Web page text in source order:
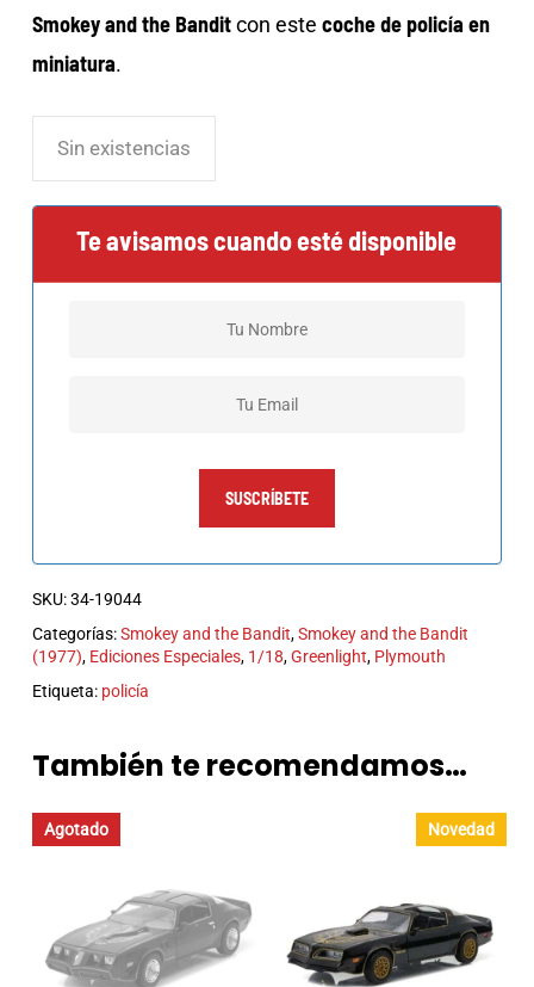
Smokey and the Banditcon este coche de policía en
miniatura.
Sin existencias
Te avisamos cuando esté disponible
SUSCRÍBETE
SKU:34-19044
Categorías:Smokey and the Bandit,Smokey and the Bandit
(1977), Ediciones Especiales, 1/18,Greenlight, Plymouth
Etiqueta: policía
También te recomendamos…
Agotado Novedad